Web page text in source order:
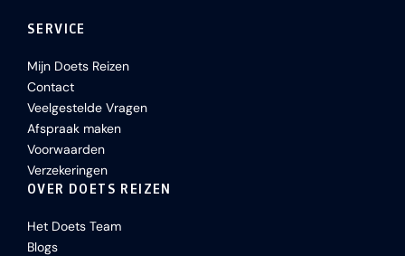
SERVICE
Mijn Doets Reizen
Contact
Veelgestelde Vragen
Afspraak maken
Voorwaarden
Verzekeringen
OVER DOETS REIZEN
Het Doets Team
Blogs